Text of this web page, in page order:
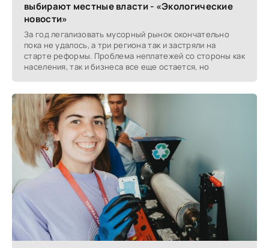
выбирают местные власти - «Экологические
новости»
За год легализовать мусорный рынок окончательно
пока не удалось, а три региона так и застряли на
старте реформы. Проблема неплатежей со стороны как
населения, так и бизнеса все еще остается, но